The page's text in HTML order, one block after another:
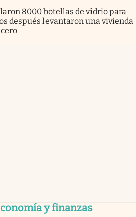
8000 botellas de vidrio para
después levantaron una vivienda
y finanzas